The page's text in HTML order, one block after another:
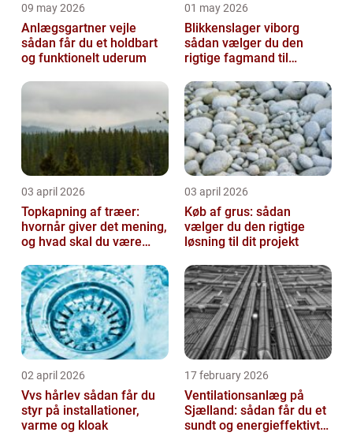
09 may 2026
Anlægsgartner vejle
sådan får du et holdbart
og funktionelt uderum
01 may 2026
Blikkenslager viborg
sådan vælger du den
rigtige fagmand til
03 april 2026
Topkapning af træer:
hvornår giver det mening,
og hvad skal du være
03 april 2026
Køb af grus: sådan
vælger du den rigtige
løsning til dit projekt
02 april 2026
Vvs hårlev sådan får du
styr på installationer,
varme og kloak
17 february 2026
Ventilationsanlæg på
Sjælland: sådan får du et
sundt og energieffektivt